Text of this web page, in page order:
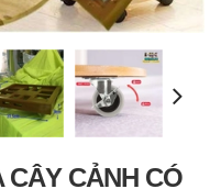
CẢNH CÓ